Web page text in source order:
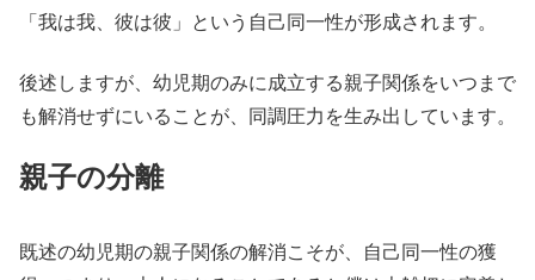
「我は我、彼は彼」という自己同一性が形成されます。
後述しますが、幼児期のみに成立する親子関係をいつまで
も解消せずにいることが、同調圧力を生み出しています。
親子の分離
既述の幼児期の親子関係の解消こそが、自己同一性の獲